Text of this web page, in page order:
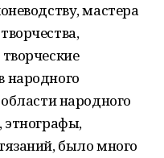
мастера
народного
народного
этнографы,
было много